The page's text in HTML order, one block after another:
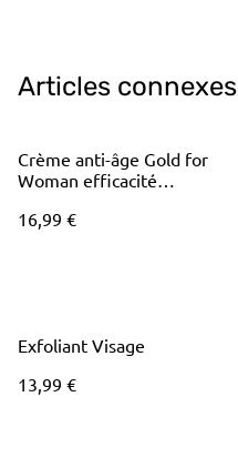
Articles connexes
Crème anti-âge Gold for
Woman efficacité
16,99 €
Exfoliant Visage
13,99 €